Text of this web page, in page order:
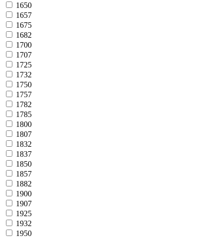
1650
1657
1675
1682
1700
1707
1725
1732
1750
1757
1782
1785
1800
1807
1832
1837
1850
1857
1882
1900
1907
1925
1932
1950